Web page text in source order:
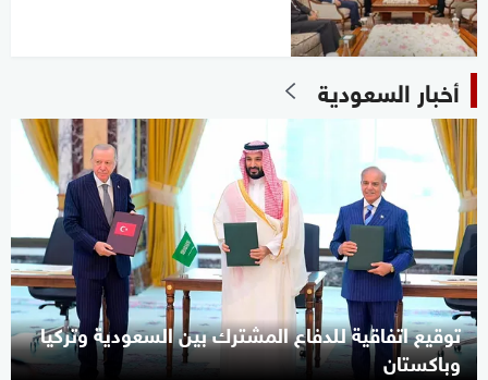
أخبار السعودية
توقيع اتفاقية للدفاع المشترك بين السعودية وتركيا
وباكستان